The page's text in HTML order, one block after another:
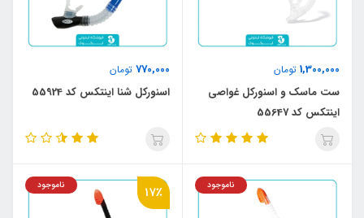
1,300,000 تومان
ست ماسک و اسنورکل غواصی
اینتکس کد 55647
770,000 تومان
اسنورکل شنا اینتکس کد 55924
ناموجود 17٪ ناموجود